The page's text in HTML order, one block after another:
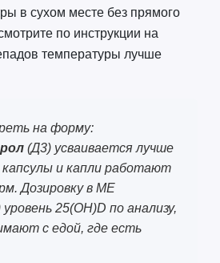
в сухом месте без прямого
по инструкции на
температуры лучше
на форму:
(Д3) усваивается лучше
и капли работают
Дозировку в МЕ
25(OH)D по анализу,
с едой, где есть